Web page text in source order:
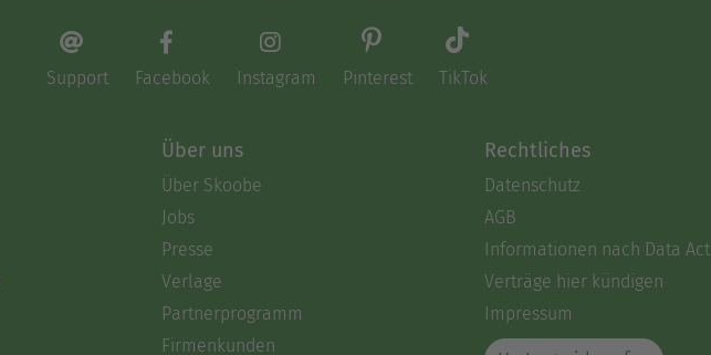
Support Facebook Instagram Pinterest TikTok
Über uns
Über Skoobe
Jobs
Presse
Verlage
Partnerprogramm
Firmenkunden
Rechtliches
Datenschutz
AGB
Informationen nach Data Act
Verträge hier kündigen
Impressum